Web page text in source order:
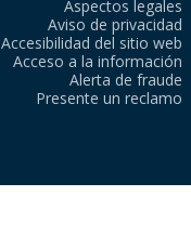
Aspectos legales
Aviso de privacidad
Accesibilidad del sitio web
Acceso a la información
Alerta de fraude
Presente un reclamo